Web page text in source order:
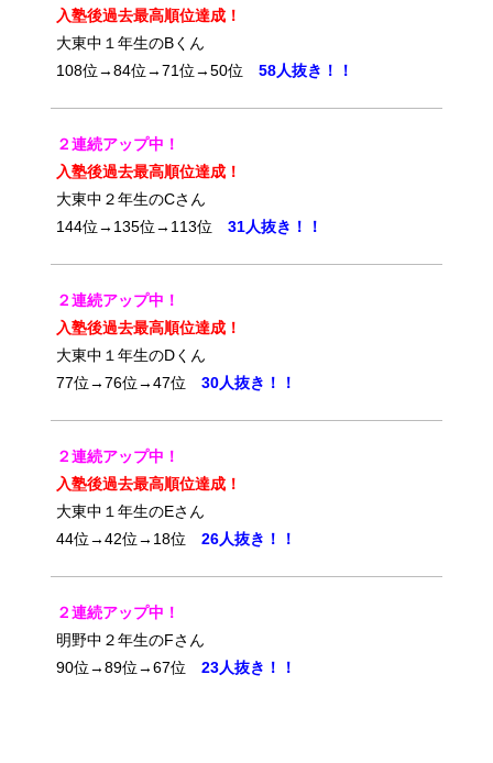
入塾後過去最高順位達成！
大東中１年生のBくん
108位→84位→71位→50位 58人抜き！！
２連続アップ中！
入塾後過去最高順位達成！
大東中２年生のCさん
144位→135位→113位 31人抜き！！
２連続アップ中！
入塾後過去最高順位達成！
大東中１年生のDくん
77位→76位→47位 30人抜き！！
２連続アップ中！
入塾後過去最高順位達成！
大東中１年生のEさん
44位→42位→18位 26人抜き！！
２連続アップ中！
明野中２年生のFさん
90位→89位→67位 23人抜き！！